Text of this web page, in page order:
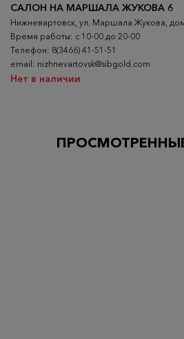
САЛОН НА МАРШАЛА ЖУКОВА 6
Нижневартовск, ул. Маршала Жукова,
Время работы: с 10-00 до 20-00
Телефон: 8(3466) 41-51-51
email: nizhnevartovsk@sibgold.com
Нет в наличии